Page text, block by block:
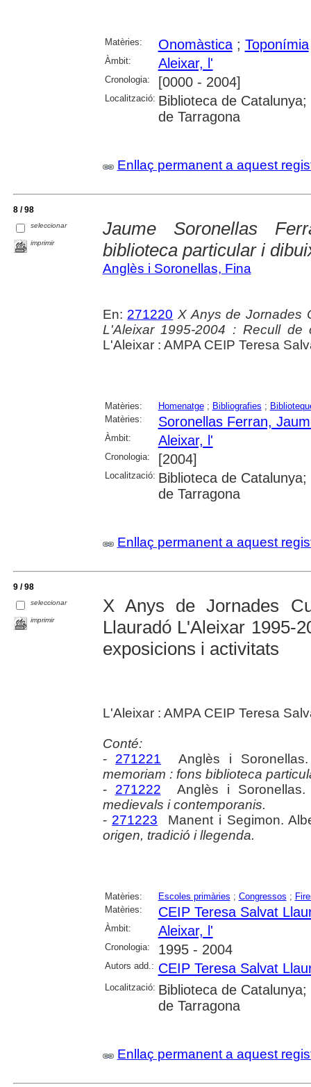
Matèries: Onomàstica; Toponímia
Àmbit: Aleixar, l'
Cronologia: [0000 - 2004]
Localització: Biblioteca de
de Tarragona
Enllaç permanent a aquest
8 / 98
seleccionar
imprimir
Jaume Soronellas
biblioteca particular i
Anglès i Soronellas, Fina
En: 271220 X Anys de Jornades
L'Aleixar 1995-2004 : Recull de
L'Aleixar : AMPA CEIP Teresa
Matèries: Homenatge; Bibliografies ;
Matèries:
Soronellas Ferran,
Àmbit: Aleixar, l'
Cronologia: [2004]
Localització: Biblioteca de
de Tarragona
Enllaç permanent a aquest
9 / 98
seleccionar
imprimir
X Anys de Jornades
Llauradó L'Aleixar 1995-
exposicions i activitats
L'Aleixar : AMPA CEIP Teresa
Conté:
- 271221 Anglès i
memoriam : fons biblioteca
- 271222 Anglès i
medievals i contemporanis.
- 271223 Manent i Segimon.
origen, tradició i llegenda.
Matèries: Escoles primàries ; Congressos ;
Matèries:
CEIP Teresa Salvat
Àmbit: Aleixar, l'
Cronologia: 1995 - 2004
Autors add.: CEIP Teresa Salvat
Localització: Biblioteca de
de Tarragona
Enllaç permanent a aquest